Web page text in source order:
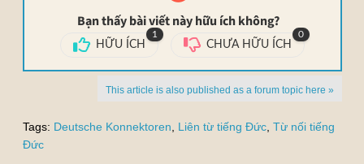
Bạn thấy bài viết này hữu ích không?
HỮU ÍCH
1
CHƯA HỮU ÍCH
0
This article is also published as a forum topic here »
Tags: Deutsche Konnektoren Liên từ tiếng Đức, Từ nối tiếng
Đức